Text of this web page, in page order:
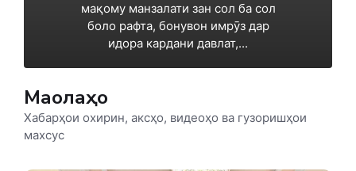
мақому манзалати зан сол ба сол
боло рафта, бонувон имрӯз дар
идора кардани давлат,...
Мақолаҳо
Хабарҳои охирин, аксҳо, видеоҳо ва гузоришҳои
махсус